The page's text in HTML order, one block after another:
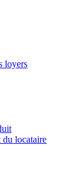
loyers
du locataire